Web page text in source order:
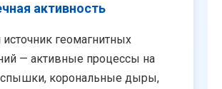
активность
геомагнитных
— активные процессы на
корональные дыры,